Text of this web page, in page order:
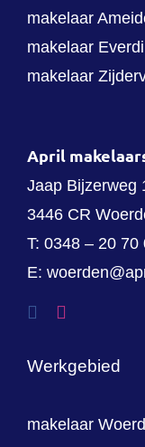
makelaar
makelaar
makelaar
April
Jaap Bijzerweg
3446 CR
T: 0348 – 20 70
E:
Werkgebied
makelaar